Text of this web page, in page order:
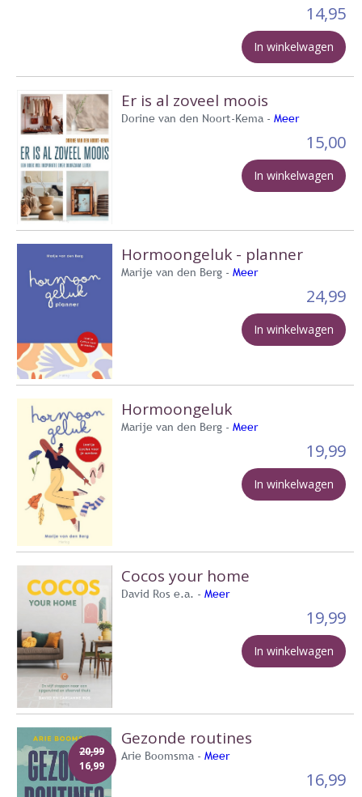
14,95
In winkelwagen
Er is al zoveel moois
Dorine van den Noort-Kema - Meer
15,00
In winkelwagen
Hormoongeluk - planner
Marije van den Berg - Meer
24,99
In winkelwagen
Hormoongeluk
Marije van den Berg - Meer
19,99
In winkelwagen
Cocos your home
David Ros e.a. - Meer
19,99
In winkelwagen
20,99
16,99
Gezonde routines
Arie Boomsma - Meer
16,99